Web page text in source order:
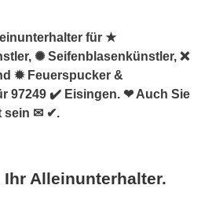
für ★
✺ Seifenblasenkünstler, ❌
✹ Feuerspucker &
97249 ✔️ Eisingen. ❤ Auch Sie
sein ✉ ✔.
Ihr Alleinunterhalter.